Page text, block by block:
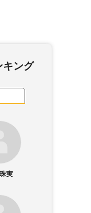
ング
実